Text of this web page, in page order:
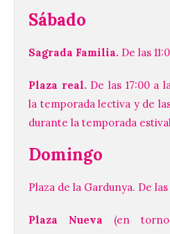
Sábado
Sagrada Familia. De las
Plaza real. De las 17:00 a
la temporada lectiva y de
durante la temporada
Domingo
Plaza de la Gardunya. De las
Plaza Nueva (en
Las salas del antiguo
ayuntamiento de
Cabrillanes (Babia)
la muestra ‘Eduardo
ILC’